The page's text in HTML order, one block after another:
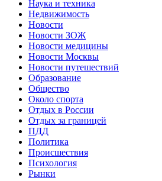
Наука и техника
Недвижимость
Новости
Новости ЗОЖ
Новости медицины
Новости Москвы
Новости путешествий
Образование
Общество
Около спорта
Отдых в России
Отдых за границей
ПДД
Политика
Происшествия
Психология
Рынки